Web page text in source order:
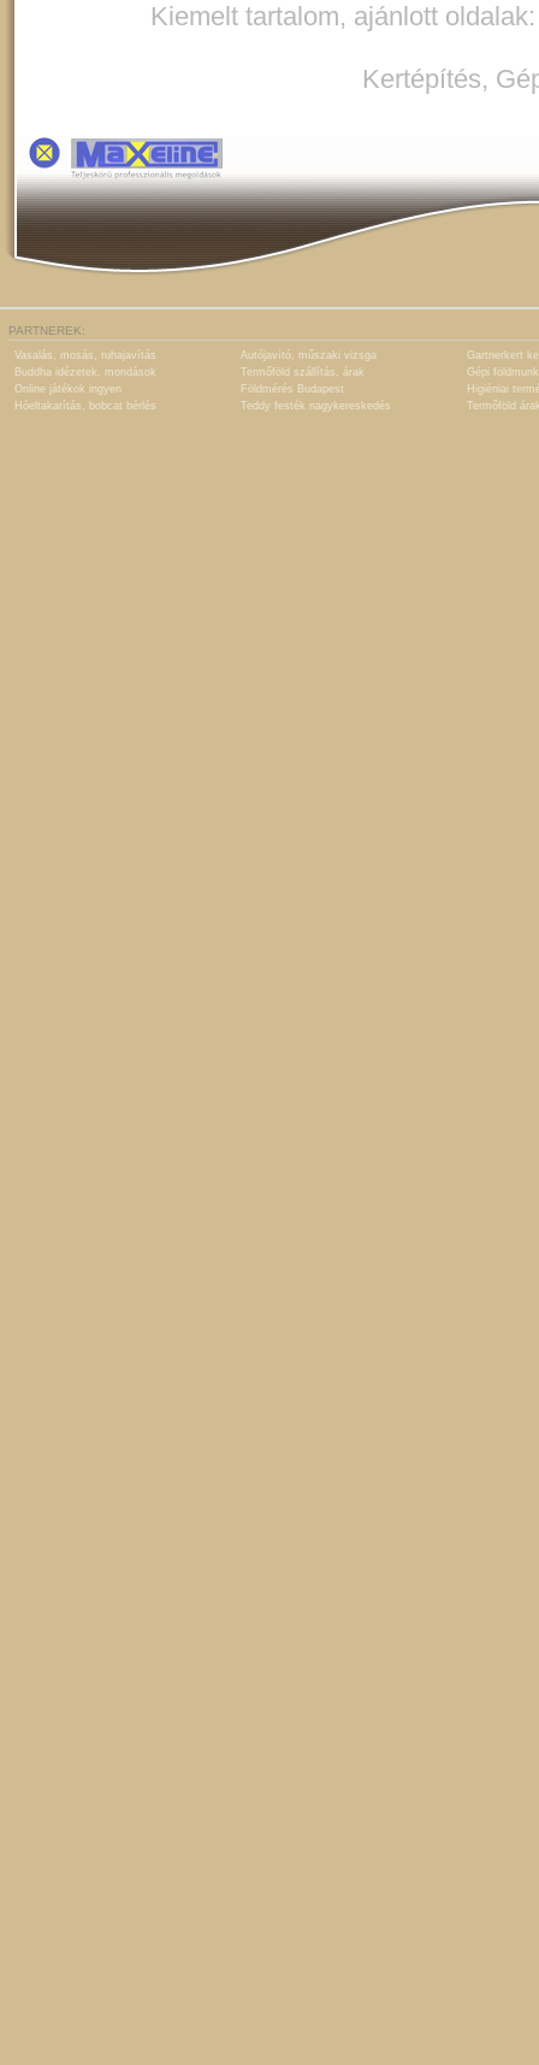
Kiemelt tartalom, ajánlott
Kertépítés,
PARTNEREK:
Vasalás, mosás, ruhajavítás Autójavító, műszaki vizsga
Gartnerkert
Buddha idézetek, mondások
Termőföld szállítás, árak
Gépi
Online játékok ingyen
Földmérés Budapest
Higiéniai
Hóeltakarítás, bobcat bérlés
Teddy festék nagykereskedés Termőföld